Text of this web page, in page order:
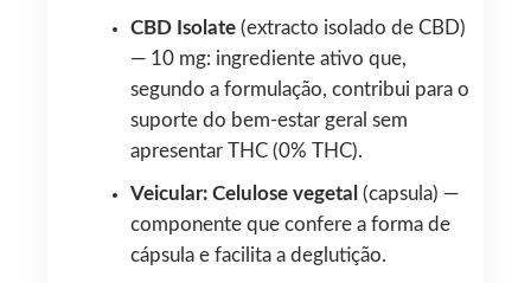
CBD Isolate(extracto isolado de CBD)
— 10 mg: ingrediente ativo que,
segundo a formulação, contribui para o
suporte do bem-estar geral sem
apresentar THC (0% THC).
Veicular: Celulose vegetal (capsula) —
componente que confere a forma de
cápsula e facilita a deglutição.